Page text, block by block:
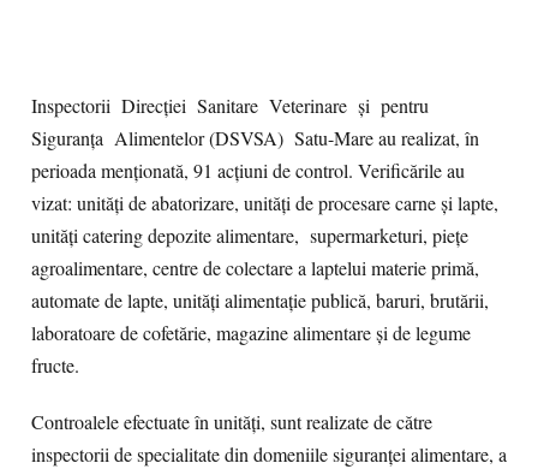
Inspectorii Direcției Sanitare Veterinare și pentru
Siguranța Alimentelor (DSVSA) Satu-Mare au realizat, în
perioada menționată, 91 acțiuni de control. Verificările au
vizat: unități de abatorizare, unități de procesare carne și lapte,
unități catering depozite alimentare, supermarketuri, piețe
agroalimentare, centre de colectare a laptelui materie primă,
automate de lapte, unități alimentație publică, baruri, brutării,
laboratoare de cofetărie, magazine alimentare și de legume
fructe.
Controalele efectuate în unități, sunt realizate de către
inspectorii de specialitate din domeniile siguranței alimentare, a